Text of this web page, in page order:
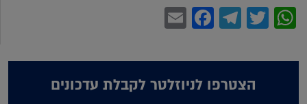
WhatsApp
Twitter
Telegram
Facebook
הצטרפו לניוזלטר לקבלת עדכונים